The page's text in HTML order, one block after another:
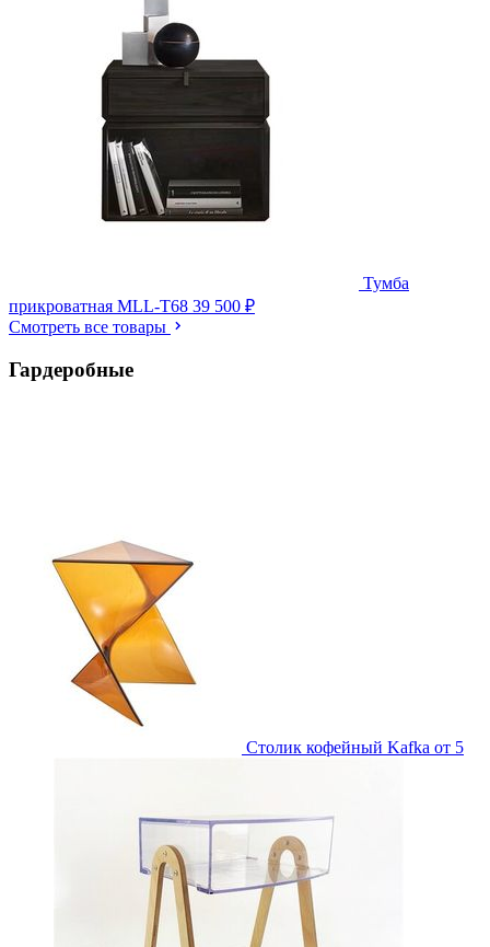
Тумба
прикроватная MLL-T68 39 500 ₽
Смотреть все товары
Гардеробные
Столик кофейный Kafka от 5